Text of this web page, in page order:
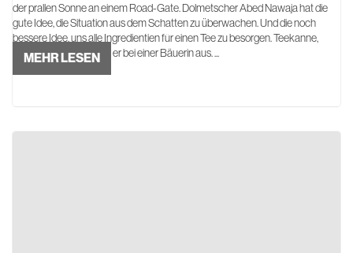
der prallen Sonne an einem Road-Gate. Dolmetscher Abed Nawaja hat die
gute Idee, die Situation aus dem Schatten zu überwachen. Und die noch
bessere Idee, uns alle Ingredientien für einen Tee zu besorgen. Teekanne,
Zucker und Gläser leiht er bei einer Bäuerin aus. ...
MEHR LESEN